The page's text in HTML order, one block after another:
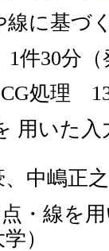
に基づ
分（発
処理
用いた
中嶋正
点・線を
）